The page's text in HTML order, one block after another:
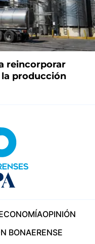
reincorporar
producción
OPINIÓN
BONAERENSE